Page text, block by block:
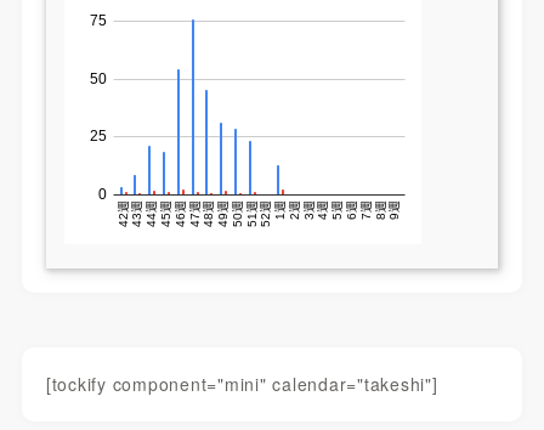
[tockify component="mini" calendar="takeshi"]